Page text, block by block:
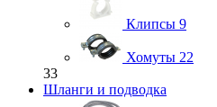
Клипсы 9
Хомуты 22
33
Шланги и подводка